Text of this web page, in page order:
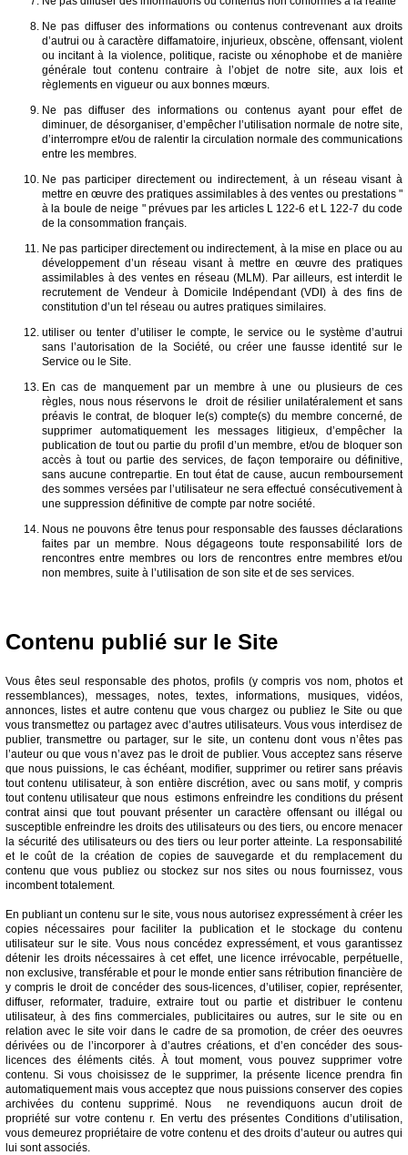
Ne pas diffuser des informations ou contenus contrevenant aux droits
d’autrui ou à caractère diffamatoire, injurieux, obscène, offensant, violent
ou incitant à la violence, politique, raciste ou xénophobe et de manière
générale tout contenu contraire à l’objet de notre site, aux lois et
règlements en vigueur ou aux bonnes mœurs.
Ne pas diffuser des informations ou contenus ayant pour effet de
diminuer, de désorganiser, d’empêcher l’utilisation normale de notre site,
d’interrompre et/ou de ralentir la circulation normale des communications
entre les membres.
Ne pas participer directement ou indirectement, à un réseau visant à
mettre en œuvre des pratiques assimilables à des ventes ou prestations "
à la boule de neige " prévues par les articles L 122-6 et L 122-7 du code
de la consommation français.
Ne pas participer directement ou indirectement, à la mise en place ou au
développement d’un réseau visant à mettre en œuvre des pratiques
assimilables à des ventes en réseau (MLM). Par ailleurs, est interdit le
recrutement de Vendeur à Domicile Indépendant (VDI) à des fins de
constitution d’un tel réseau ou autres pratiques similaires.
utiliser ou tenter d’utiliser le compte, le service ou le système d’autrui
sans l’autorisation de la Société, ou créer une fausse identité sur le
Service ou le Site.
En cas de manquement par un membre à une ou plusieurs de ces
règles, nous nous réservons le droit de résilier unilatéralement et sans
préavis le contrat, de bloquer le(s) compte(s) du membre concerné, de
supprimer automatiquement les messages litigieux, d’empêcher la
publication de tout ou partie du profil d’un membre, et/ou de bloquer son
accès à tout ou partie des services, de façon temporaire ou définitive,
sans aucune contrepartie. En tout état de cause, aucun remboursement
des sommes versées par l’utilisateur ne sera effectué consécutivement à
une suppression définitive de compte par notre société.
Nous ne pouvons être tenus pour responsable des fausses déclarations
faites par un membre. Nous dégageons toute responsabilité lors de
rencontres entre membres ou lors de rencontres entre membres et/ou
non membres, suite à l’utilisation de son site et de ses services.
Contenu publié sur le Site
Vous êtes seul responsable des photos, profils (y compris vos nom, photos et
ressemblances), messages, notes, textes, informations, musiques, vidéos,
annonces, listes et autre contenu que vous chargez ou publiez le Site ou que
vous transmettez ou partagez avec d’autres utilisateurs. Vous vous interdisez de
publier, transmettre ou partager, sur le site, un contenu dont vous n’êtes pas
l’auteur ou que vous n’avez pas le droit de publier. Vous acceptez sans réserve
que nous puissions, le cas échéant, modifier, supprimer ou retirer sans préavis
tout contenu utilisateur, à son entière discrétion, avec ou sans motif, y compris
tout contenu utilisateur que nous estimons enfreindre les conditions du présent
contrat ainsi que tout pouvant présenter un caractère offensant ou illégal ou
susceptible enfreindre les droits des utilisateurs ou des tiers, ou encore menacer
la sécurité des utilisateurs ou des tiers ou leur porter atteinte. La responsabilité
et le coût de la création de copies de sauvegarde et du remplacement du
contenu que vous publiez ou stockez sur nos sites ou nous fournissez, vous
incombent totalement.
En publiant un contenu sur le site, vous nous autorisez expressément à créer les
copies nécessaires pour faciliter la publication et le stockage du contenu
utilisateur sur le site. Vous nous concédez expressément, et vous garantissez
détenir les droits nécessaires à cet effet, une licence irrévocable, perpétuelle,
non exclusive, transférable et pour le monde entier sans rétribution financière de
y compris le droit de concéder des sous-licences, d’utiliser, copier, représenter,
diffuser, reformater, traduire, extraire tout ou partie et distribuer le contenu
utilisateur, à des fins commerciales, publicitaires ou autres, sur le site ou en
relation avec le site voir dans le cadre de sa promotion, de créer des oeuvres
dérivées ou de l’incorporer à d’autres créations, et d’en concéder des sous-
licences des éléments cités. À tout moment, vous pouvez supprimer votre
contenu. Si vous choisissez de le supprimer, la présente licence prendra fin
automatiquement mais vous acceptez que nous puissions conserver des copies
archivées du contenu supprimé. Nous ne revendiquons aucun droit de
propriété sur votre contenu r. En vertu des présentes Conditions d’utilisation,
vous demeurez propriétaire de votre contenu et des droits d’auteur ou autres qui
lui sont associés.